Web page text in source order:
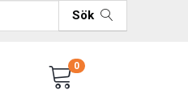
Sök
0